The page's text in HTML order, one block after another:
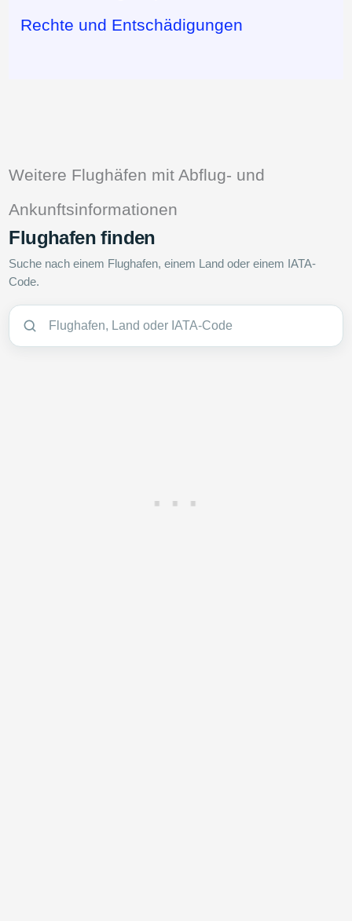
Rechte und Entschädigungen
Weitere Flughäfen mit Abflug- und
Ankunftsinformationen
Flughafen finden
Suche nach einem Flughafen, einem Land oder einem IATA-
Code.